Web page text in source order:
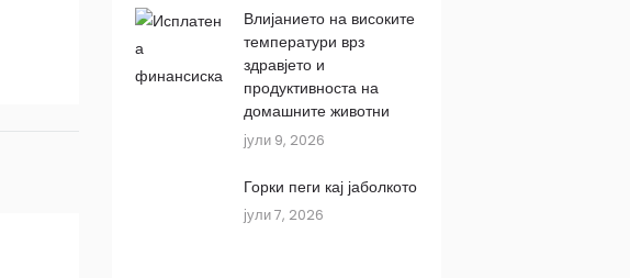
Влијанието на високите
температури врз
здравјето и
продуктивноста на
домашните животни
јули 9, 2026
Горки пеги кај јаболкото
јули 7, 2026